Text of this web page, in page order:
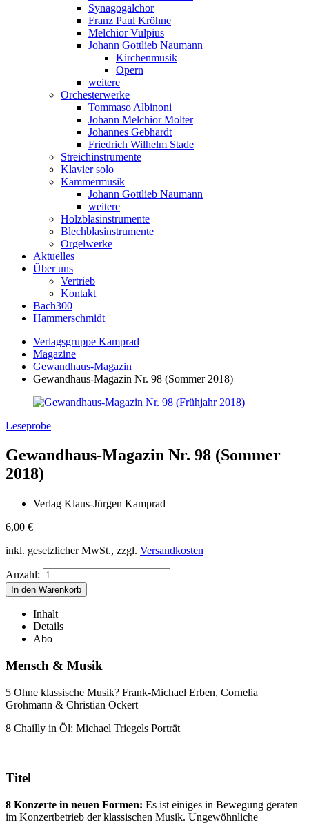
Synagogalchor
Franz Paul Kröhne
Melchior Vulpius
Johann Gottlieb Naumann
Kirchenmusik
Opern
weitere
Orchesterwerke
Tommaso Albinoni
Johann Melchior Molter
Johannes Gebhardt
Friedrich Wilhelm Stade
Streichinstrumente
Klavier solo
Kammermusik
Johann Gottlieb Naumann
weitere
Holzblasinstrumente
Blechblasinstrumente
Orgelwerke
Aktuelles
Über uns
Vertrieb
Kontakt
Bach300
Hammerschmidt
Verlagsgruppe Kamprad
Magazine
Gewandhaus-Magazin
Gewandhaus-Magazin Nr. 98 (Sommer 2018)
Leseprobe
Gewandhaus-Magazin Nr. 98 (Sommer
2018)
Verlag Klaus-Jürgen Kamprad
6,00 €
inkl. gesetzlicher MwSt., zzgl. Versandkosten
Anzahl:
Inhalt
Details
Abo
Mensch & Musik
5 Ohne klassische Musik? Frank-Michael Erben, Cornelia
Grohmann & Christian Ockert
8 Chailly in Öl: Michael Triegels Porträt
Titel
8 Konzerte in neuen Formen: Es ist einiges in Bewegung geraten
im Konzertbetrieb der klassischen Musik. Ungewöhnliche